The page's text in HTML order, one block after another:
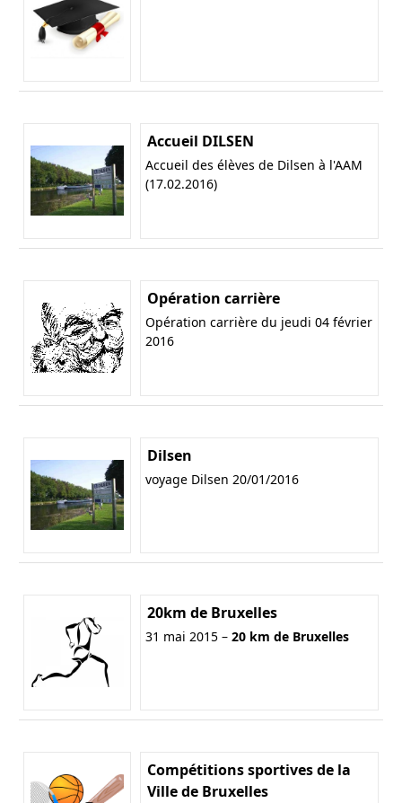
Accueil DILSEN
Accueil des élèves de Dilsen à l'AAM
(17.02.2016)
Opération carrière
Opération carrière du jeudi 04 février
2016
Dilsen
voyage Dilsen 20/01/2016
20km de Bruxelles
31 mai 2015 – 20 km de Bruxelles
Compétitions sportives de la
Ville de Bruxelles